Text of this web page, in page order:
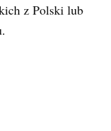
z Polski lub